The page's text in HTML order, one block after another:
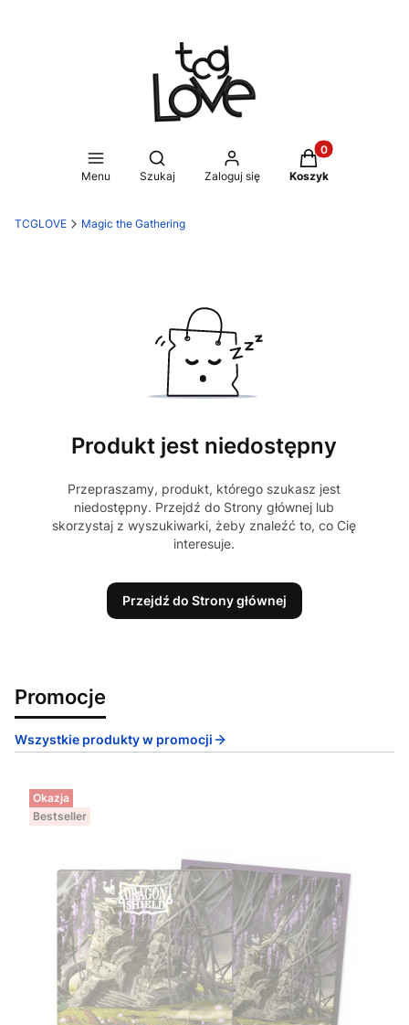
Menu
Otwórz wyszukiwarkę
Szukaj Zaloguj się
Produkty w
Koszyk
TCGLOVE Magic the Gathering
Produkt jest niedostępny
Przepraszamy, produkt, którego szukasz jest
niedostępny. Przejdź do Strony głównej lub
skorzystaj z wyszukiwarki, żeby znaleźć to, co Cię
interesuje.
Przejdź do Strony głównej
Promocje
Wszystkie produkty w promocji
Okazja
Bestseller